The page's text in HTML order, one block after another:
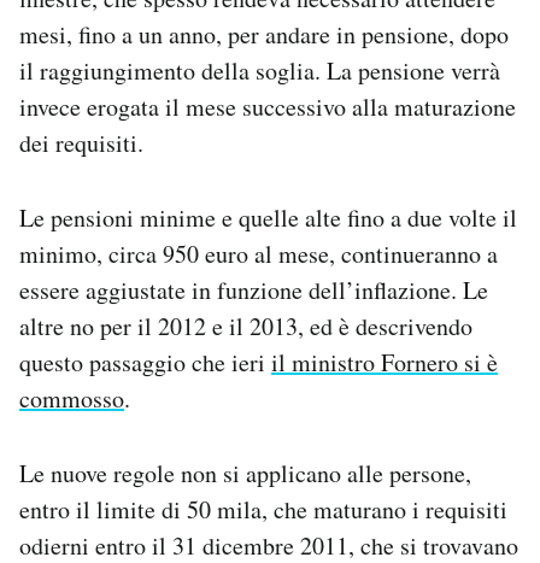
mesi, fino a un anno, per andare in pensione, dopo
il raggiungimento della soglia. La pensione verrà
invece erogata il mese successivo alla maturazione
dei requisiti.
Le pensioni minime e quelle alte fino a due volte il
minimo, circa 950 euro al mese, continueranno a
essere aggiustate in funzione dell’inflazione. Le
altre no per il 2012 e il 2013, ed è descrivendo
questo passaggio che ieri il ministro Fornero si è
commosso.
Le nuove regole non si applicano alle persone,
entro il limite di 50 mila, che maturano i requisiti
odierni entro il 31 dicembre 2011, che si trovavano